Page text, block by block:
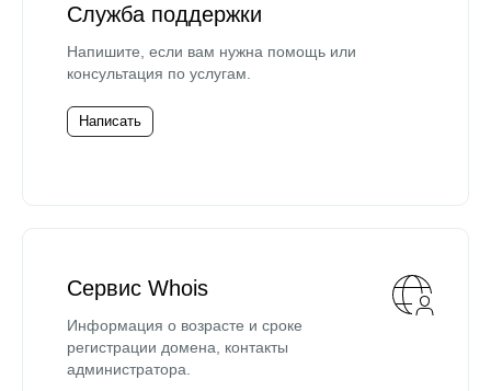
Служба поддержки
Напишите, если вам нужна помощь или
консультация по услугам.
Написать
Сервис Whois
Информация о возрасте и сроке
регистрации домена, контакты
администратора.